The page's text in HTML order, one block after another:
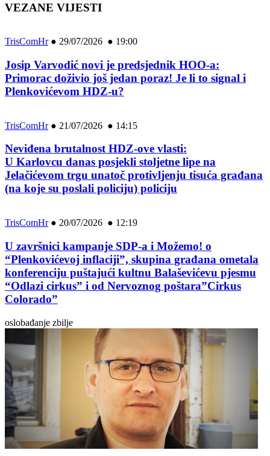
VEZANE VIJESTI
TrisComHr● 29/07/2026 ● 19:00
Josip Varvodić novi je predsjednik HOO-a:
Primorac doživio još jedan poraz! Je li to signal i
Plenkovićevom HDZ-u?
TrisComHr● 21/07/2026 ● 14:15
Neviđena brutalnost HDZ-ove vlasti:
U Karlovcu danas posjekli stoljetne lipe na
Jelačićevom trgu unatoč protivljenju tisuća građana
(na koje su poslali policiju) policiju
TrisComHr● 20/07/2026 ● 12:19
U završnici kampanje SDP-a i Možemo! o
“Plenkovićevoj inflaciji”, skupina građana ometala
konferenciju puštajući kultnu Balaševićevu pjesmu
“Odlazi cirkus” i od Nervoznog poštara”Cirkus
Colorado”
oslobađanje zbilje